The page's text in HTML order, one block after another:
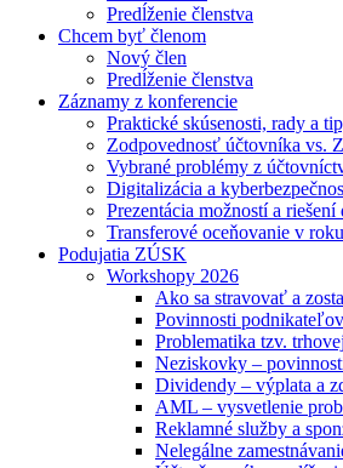
Predĺženie členstva
Chcem byť členom
Nový člen
Predĺženie členstva
Záznamy z konferencie
Praktické skúsenosti, rady a
Zodpovednosť účtovníka vs.
Vybrané problémy z
Digitalizácia a
Prezentácia možností a
Transferové oceňovanie v
Podujatia ZÚSK
Workshopy 2026
Ako sa stravovať a
Povinnosti
Problematika tzv.
Neziskovky –
Dividendy – výplata a
AML – vysvetlenie
Reklamné služby a
Nelegálne